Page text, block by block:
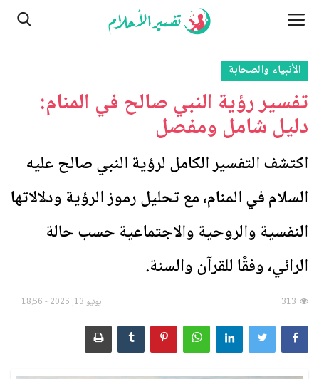
الصفحة الرئيسية
اتصل بنا
الأماكن
من نحن
النباتات
مسائل تتعلق بالرؤية والأحلام
الأسماء ورموزها
الأنبياء والصحابة
تفسير رؤية النبي صالح في المنام:
دليل شامل ومفصل
اكتشف التفسير الكامل لرؤية النبي صالح عليه
السلام في المنام، مع تحليل رموز الرؤية ودلالاتها
النفسية والروحية والاجتماعية حسب حالة
الرائي، وفقًا للقرآن والسنة.
يونيو 13, 2025 - 18:56 313